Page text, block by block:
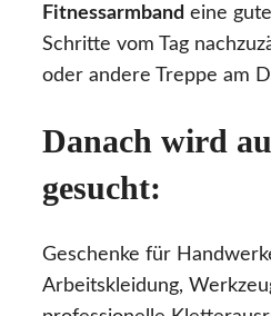
Fitnessarmband eine
Schritte vom Tag
oder andere Treppe am
Danach wird
gesucht:
Geschenke für
Arbeitskleidung,